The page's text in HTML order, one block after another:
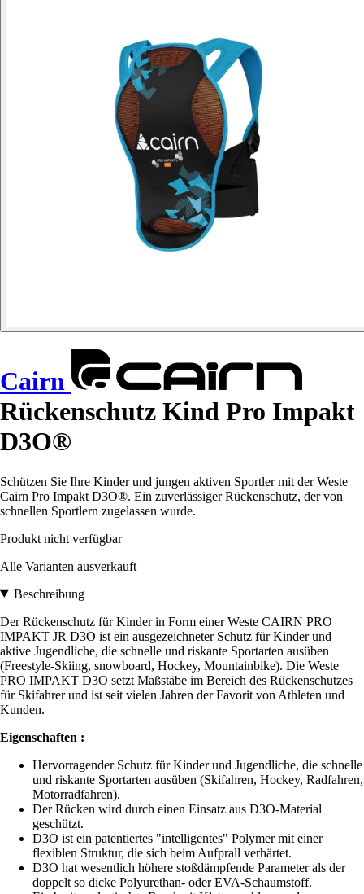
Cairn
Rückenschutz Kind Pro Impakt
D3O®
Schützen Sie Ihre Kinder und jungen aktiven Sportler mit der Weste
Cairn Pro Impakt D3O®. Ein zuverlässiger Rückenschutz, der von
schnellen Sportlern zugelassen wurde.
Produkt nicht verfügbar
Alle Varianten ausverkauft
Beschreibung
Der Rückenschutz für Kinder in Form einer Weste CAIRN PRO
IMPAKT JR D3O ist ein ausgezeichneter Schutz für Kinder und
aktive Jugendliche, die schnelle und riskante Sportarten ausüben
(Freestyle-Skiing, snowboard, Hockey, Mountainbike). Die Weste
PRO IMPAKT D3O setzt Maßstäbe im Bereich des Rückenschutzes
für Skifahrer und ist seit vielen Jahren der Favorit von Athleten und
Kunden.
Eigenschaften :
Hervorragender Schutz für Kinder und Jugendliche, die schnelle
und riskante Sportarten ausüben (Skifahren, Hockey, Radfahren,
Motorradfahren).
Der Rücken wird durch einen Einsatz aus D3O-Material
geschützt.
D3O ist ein patentiertes "intelligentes" Polymer mit einer
flexiblen Struktur, die sich beim Aufprall verhärtet.
D3O hat wesentlich höhere stoßdämpfende Parameter als der
doppelt so dicke Polyurethan- oder EVA-Schaumstoff.